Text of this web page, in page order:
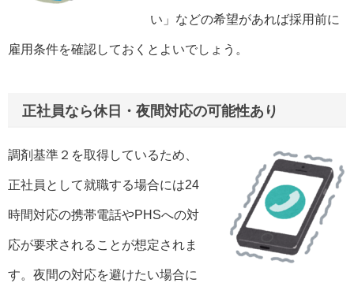
い」などの希望があれば採用前に
雇用条件を確認しておくとよいでしょう。
正社員なら休日・夜間対応の可能性あり
調剤基準２を取得しているため、
正社員として就職する場合には24
時間対応の携帯電話やPHSへの対
応が要求されることが想定されま
す。夜間の対応を避けたい場合に